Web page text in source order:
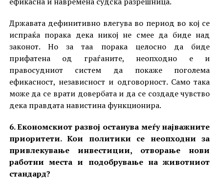
Државата дефинитивно влегува во период во кој се
испраќа порака дека никој не смее да биде над
законот. Но за таа порака целосно да биде
прифатена од граѓаните, неопходно е и
правосудниот систем да покаже поголема
ефикасност, независност и одговорност. Само така
може да се врати довербата и да се создаде чувство
дека правдата навистина функционира.
6. Економскиот развој останува меѓу најважните
приоритети. Кои политики се неопходни за
привлекување инвестиции, отворање нови
работни места и подобрување на животниот
стандард?